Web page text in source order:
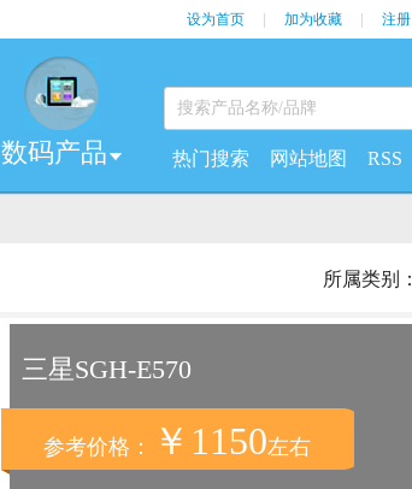
设为首页 加为收藏 注册
数码产品 热门搜索 网站地图 RSS
所属类别：
三星SGH-E570
参考价格： ￥1150左右